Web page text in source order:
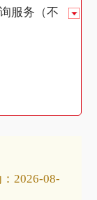
服务（不
管理咨
询服
告设计、
信息技术
系统集成
2026-08-